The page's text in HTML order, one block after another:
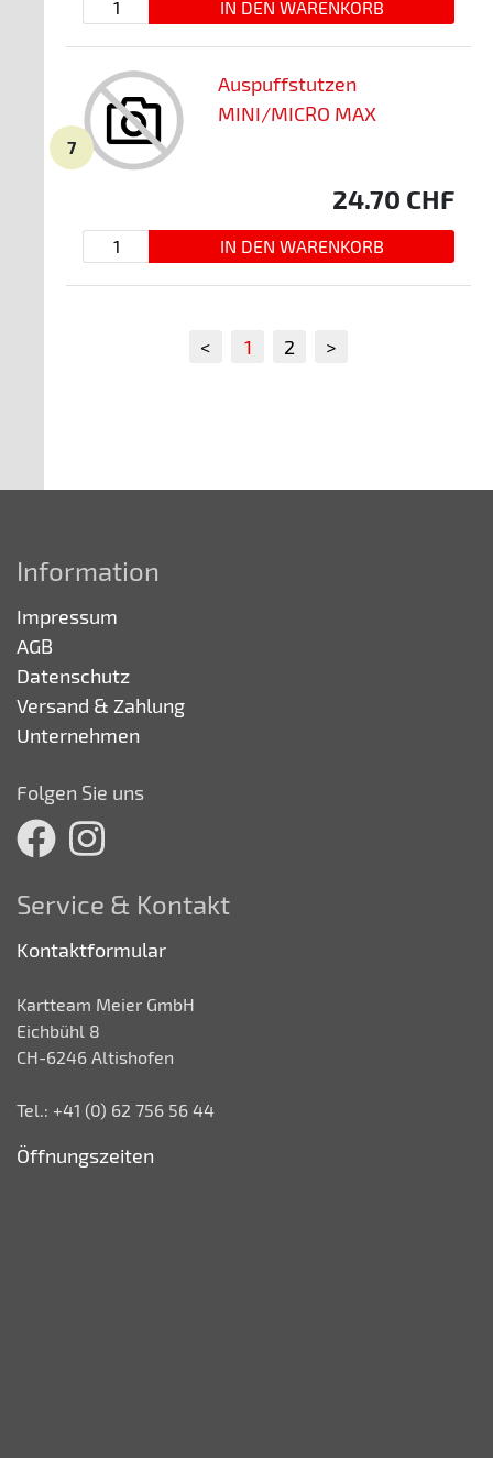
7
Auspuffstutzen
MINI/MICRO MAX
24.70 CHF
< 1 2 >
Information
Impressum
AGB
Datenschutz
Versand & Zahlung
Unternehmen
Folgen Sie uns
Service & Kontakt
Kontaktformular
Kartteam Meier GmbH
Eichbühl 8
CH-6246 Altishofen
Tel.: +41 (0) 62 756 56 44
Öffnungszeiten